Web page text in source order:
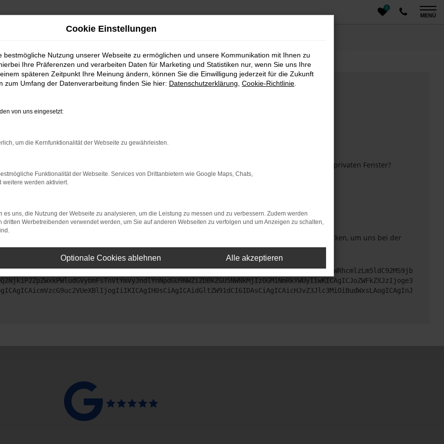
0
MENÜ
bestimmter Seiten verhindern. Funktioniert die Seite in einem anderen Browser oder in einem privaten Fenster?
dem neuesten Stand sind.
kann auch dazu führen, dass bestimmte Funktionen nicht mehr unterstützt werden.
uns bitte. Wir werden versuchen, das Problem zu beheben. Du kannst uns diesen Text schicken, um uns bei der
Cookie Einstellungen
bestmögliche Nutzung unserer Webseite zu ermöglichen und unsere Kommunikation mit Ihnen zu
Ihre Präferenzen und verarbeiten Daten für Marketing und Statistiken nur, wenn Sie uns Ihre
späteren Zeitpunkt Ihre Meinung ändern, können Sie die Einwilligung jederzeit für die Zukunft
zum Umfang der Datenverarbeitung finden Sie hier: Datenschutzerklärung Cookie-Richtlinie
von uns eingesetzt:
um die Kernfunktionalität der Webseite zu gewährleisten.
Funktionalität der Webseite. Services von Drittanbietern wie Google Maps, Chats,
weitere werden aktiviert.
es uns, die Nutzung der Webseite zu analysieren, um die Leistung zu messen und zu verbessern. Zudem werden
dritten Werbetreibenden verwendet werden, um Sie auf anderen Webseiten zu verfolgen und um Anzeigen zu schalten,
Optionale Cookies ablehnen Alle akzeptieren